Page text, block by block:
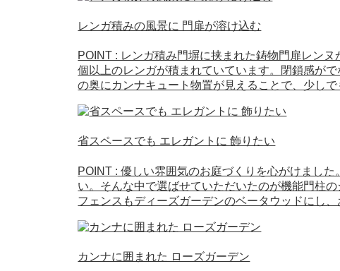
レンガ積みの風景に 門扉が溶け込む
POINT : レンガ積み門塀に挟まれた鋳物門扉レン
個以上のレンガが積まれていています。閉鎖感が
の奥にカンナキュート物置が見えることで、少し
省スペースでも エレガントに 飾りたい
POINT : 優しい雰囲気のお庭づくりを心がけまし
い。そんな中で選ばせていただいたのが機能門柱
フェンスもディーズガーデンのベータウッドにし
カンナに囲まれた ローズガーデン